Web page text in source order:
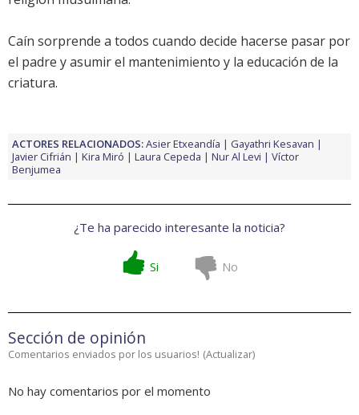
Caín sorprende a todos cuando decide hacerse pasar por
el padre y asumir el mantenimiento y la educación de la
criatura.
ACTORES RELACIONADOS:Asier Etxeandía
Gayathri Kesavan
Javier Cifrián
Kira Miró Laura Cepeda Nur Al Levi
Víctor
Benjumea
¿Te ha parecido interesante la noticia?
Si No
Sección de opinión
Comentarios enviados por los usuarios! (Actualizar)
No hay comentarios por el momento